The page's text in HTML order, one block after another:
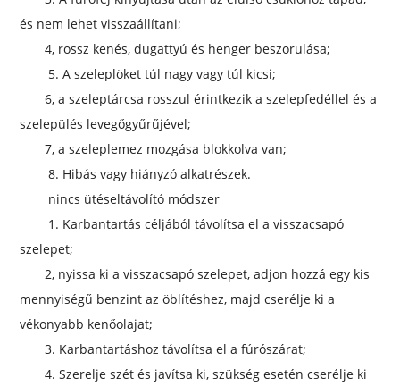
és nem lehet visszaállítani;
4, rossz kenés, dugattyú és henger beszorulása;
5. A szeleplöket túl nagy vagy túl kicsi;
6, a szeleptárcsa rosszul érintkezik a szelepfedéllel és a
szelepülés levegőgyűrűjével;
7, a szeleplemez mozgása blokkolva van;
8. Hibás vagy hiányzó alkatrészek.
nincs ütéseltávolító módszer
1. Karbantartás céljából távolítsa el a visszacsapó
szelepet;
2, nyissa ki a visszacsapó szelepet, adjon hozzá egy kis
mennyiségű benzint az öblítéshez, majd cserélje ki a
vékonyabb kenőolajat;
3. Karbantartáshoz távolítsa el a fúrószárat;
4. Szerelje szét és javítsa ki, szükség esetén cserélje ki